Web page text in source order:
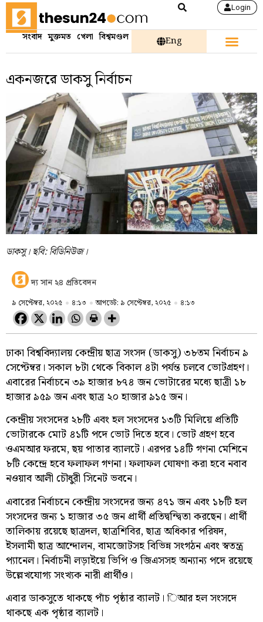
Login
সংবাদ মুক্তমত খেলা বিশ্বমণ্ডল Eng
একনজরে ডাকসু নির্বাচন
ডাকসু। ছবি: বিডিনিউজ।
দ্য সান ২৪ প্রতিবেদন
৯ সেপ্টেম্বর, ২০২৫ ৪:১৩ আপডেট: ৯ সেপ্টেম্বর, ২০২৫ ৪:১৩
ঢাকা বিশ্ববিদ্যালয় কেন্দ্রীয় ছাত্র সংসদ (ডাকসু) ৩৮তম নির্বাচন ৯
সেপ্টেম্বর। সকাল ৮টা থেকে বিকাল ৪টা পর্যন্ত চলবে ভোটগ্রহণ।
এবারের নির্বাচনে ৩৯ হাজার ৮৭৪ জন ভোটারের মধ্যে ছাত্রী ১৮
হাজার ৯৫৯ জন এবং ছাত্র ২০ হাজার ৯১৫ জন।
কেন্দ্রীয় সংসদের ২৮টি এবং হল সংসদের ১৩টি মিলিয়ে প্রতিটি
ভোটারকে মোট ৪১টি পদে ভোট দিতে হবে। ভোট গ্রহণ হবে
ওএমআর ফরমে, ছয় পাতার ব্যালটে। এরপর ১৪টি গণনা মেশিনে
৮টি কেন্দ্রে হবে ফলাফল গণনা। ফলাফল ঘোষণা করা হবে নবাব
নওয়াব আলী চৌধুরী সিনেট ভবনে।
এবারের নির্বাচনে কেন্দ্রীয় সংসদের জন্য ৪৭১ জন এবং ১৮টি হল
সংসদের জন্য ১ হাজার ৩৫ জন প্রার্থী প্রতিদ্বন্দ্বিতা করছেন। প্রার্থী
তালিকায় রয়েছে ছাত্রদল, ছাত্রশিবির, ছাত্র অধিকার পরিষদ,
ইসলামী ছাত্র আন্দোলন, বামজোটসহ বিভিন্ন সংগঠন এবং স্বতন্ত্র
প্যানেল। নির্বাচনী লড়াইয়ে ভিপি ও জিএসসহ অন্যান্য পদে রয়েছে
উল্লেখযোগ্য সংখ্যক নারী প্রার্থীও।
এবার ডাকসুতে থাকছে পাঁচ পৃষ্ঠার ব্যালট। িআর হল সংসদে
থাকছে এক পৃষ্ঠার ব্যালট।